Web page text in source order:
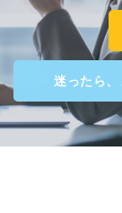
迷ったら